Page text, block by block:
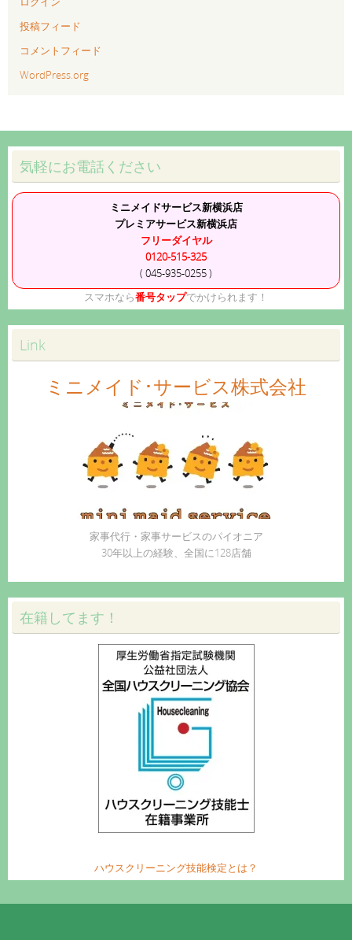
投稿フィード
コメントフィード
WordPress.org
気軽にお電話ください
ミニメイドサービス新横浜店
プレミアサービス新横浜店
フリーダイヤル
0120-515-325
( 045-935-0255 )
スマホなら番号タップでかけられます！
Link
ミニメイド･サービス株式会社
家事代行・家事サービスのパイオニア
30年以上の経験、全国に128店舗
在籍してます！
ハウスクリーニング技能検定とは？